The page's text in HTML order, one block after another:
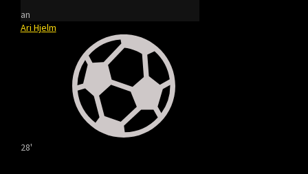
an
Ari Hjelm
28'